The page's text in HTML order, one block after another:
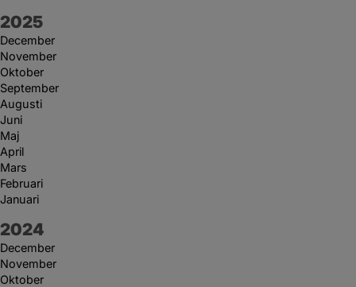
År:
2025
December
November
Oktober
September
Augusti
Juni
Maj
April
Mars
Februari
Januari
År:
2024
December
November
Oktober